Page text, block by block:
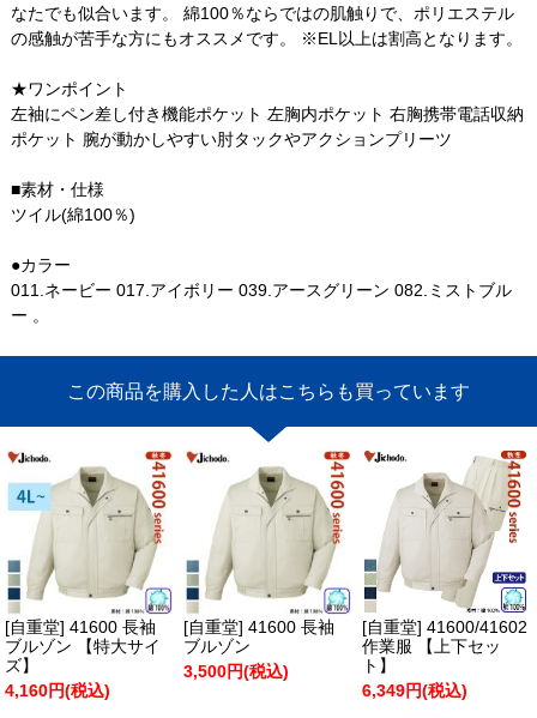
なたでも似合います。 綿100％ならではの肌触りで、ポリエステル
の感触が苦手な方にもオススメです。 ※EL以上は割高となります。
★ワンポイント
左袖にペン差し付き機能ポケット 左胸内ポケット 右胸携帯電話収納
ポケット 腕が動かしやすい肘タックやアクションプリーツ
■素材・仕様
ツイル(綿100％)
●カラー
011.ネービー 017.アイボリー 039.アースグリーン 082.ミストブル
ー 。
この商品を購入した人はこちらも買っています
[自重堂] 41600 長袖
ブルゾン 【特大サイ
ズ】
4,160円(税込)
[自重堂] 41600 長袖
ブルゾン
3,500円(税込)
[自重堂] 41600/41602
作業服 【上下セッ
ト】
6,349円(税込)